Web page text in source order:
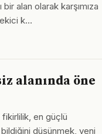
alan olarak karşımıza
k…
alanında öne
en güçlü
düşünmek, yeni